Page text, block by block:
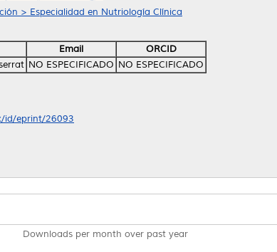
> Especialidad en Nutriología Clínica
Email
ORCID
NO ESPECIFICADO NO ESPECIFICADO
id/eprint/26093
Downloads per month over past year